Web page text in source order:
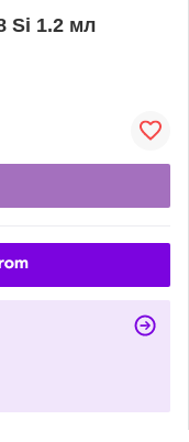
Si 1.2 мл